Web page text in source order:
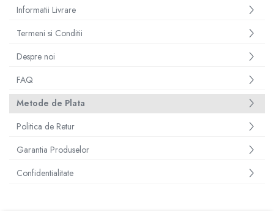
Aparate de spalat cu presiune
Informatii Livrare
Termeni si Conditii
Despre noi
FAQ
Metode de Plata
Politica de Retur
Garantia Produselor
Confidentialitate